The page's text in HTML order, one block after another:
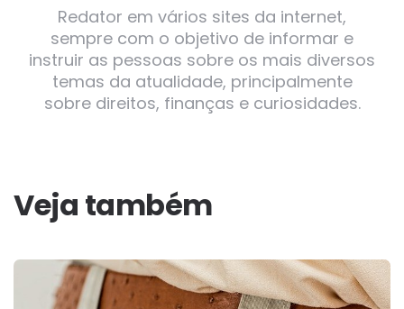
Redator em vários sites da internet,
sempre com o objetivo de informar e
instruir as pessoas sobre os mais diversos
temas da atualidade, principalmente
sobre direitos, finanças e curiosidades.
Veja também